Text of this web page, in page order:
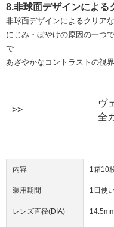
8.非球面デザインによる
非球面デザインによるクリアな
にじみ・ぼやけの原因の一つ
で
あざやかなコントラストの視界
ヴ
全
内容 1箱10
装用期間 1日使
レンズ直径(DIA)